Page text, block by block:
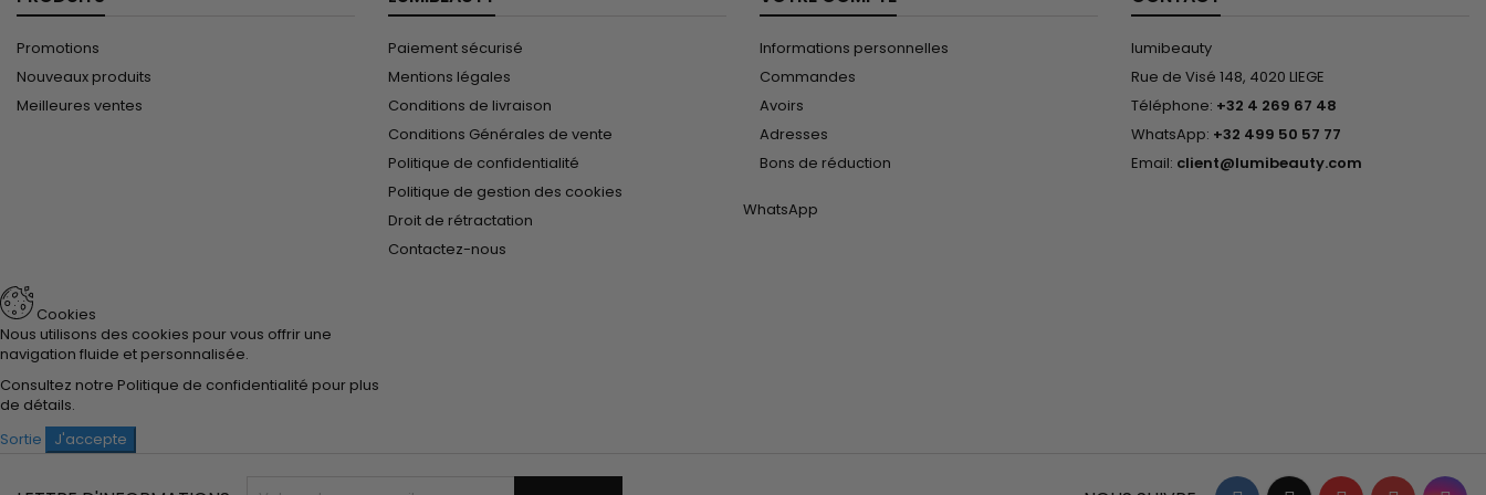
Promotions
Nouveaux produits
Meilleures ventes
Paiement sécurisé
Mentions légales
Conditions de livraison
Conditions Générales de vente
Politique de confidentialité
Politique de gestion des cookies
Droit de rétractation
Contactez-nous
Informations personnelles
Commandes
Avoirs
Adresses
Bons de réduction
lumibeauty
Rue de Visé 148, 4020 LIEGE
Téléphone: +32 4 269 67 48
WhatsApp: +32 499 50 57 77
Email: client@lumibeauty.com
WhatsApp
Cookies
Nous utilisons des cookies pour vous offrir une
navigation fluide et personnalisée.
Consultez notre Politique de confidentialité pour plus
de détails.
Sortie
J'accepte